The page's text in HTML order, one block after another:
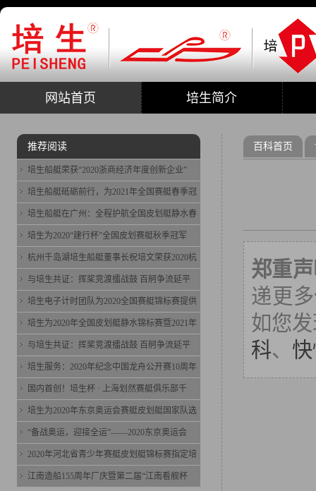
网站首页 培生简介
百科首页
郑重
递更
如您
科、
推荐阅读
培生船艇荣获“2020浙商经济年度创新企业”
培生船艇砥砺前行，为2021年全国赛艇春季冠
培生船艇在广州：全程护航全国皮划艇静水春
培生为2020“建行杯”全国皮划赛艇秋季冠军
杭州千岛湖培生船艇董事长祝培文荣获2020杭
与培生共证：挥桨竞渡擂战鼓 百舸争流延平
培生电子计时团队为2020全国赛艇锦标赛提供
培生为2020年全国皮划艇静水锦标赛暨2021年
与培生共证：挥桨竞渡擂战鼓 百舸争流延平
培生服务：2020年纪念中国龙舟公开赛10周年
国内首创！培生杯 · 上海划然赛艇俱乐部千
培生为2020年东京奥运会赛艇皮划艇国家队选
“备战奥运，迎接全运”——2020东京奥运会
2020年河北省青少年赛艇皮划艇锦标赛指定培
江南造船155周年厂庆暨第二届“江南看舰杯